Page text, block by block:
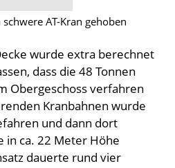
AT-Kran gehoben
wurde extra berechnet
dass die 48 Tonnen
Obergeschoss verfahren
Kranbahnen wurde
und dann dort
in ca. 22 Meter Höhe
dauerte rund vier